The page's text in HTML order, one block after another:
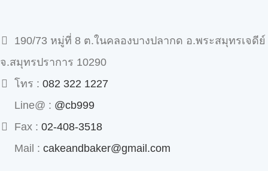
190/73 หมู่ที่ 8 ต.ในคลองบางปลากด อ.พระสมุทรเจดีย์
จ.สมุทรปราการ 10290
โทร : 082 322 1227
Line@ : @cb999
Fax : 02-408-3518
Mail : cakeandbaker@gmail.com